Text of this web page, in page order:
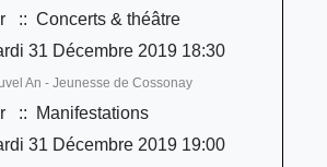
:: Concerts & théâtre
31 Décembre 2019 18:30
An - Jeunesse de Cossonay
:: Manifestations
31 Décembre 2019 19:00